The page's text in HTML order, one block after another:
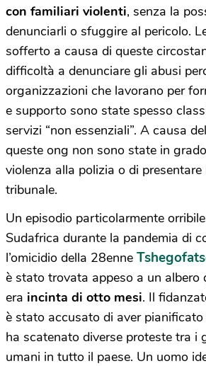
con familiari violenti, senza la
denunciarli o sfuggire al pericolo.
sofferto a causa di queste
difficoltà a denunciare gli abusi
organizzazioni che lavorano per
e supporto sono state spesso
servizi “non essenziali”. A causa
queste ong non sono state in
violenza alla polizia o di presentare
tribunale.
Un episodio particolarmente
Sudafrica durante la pandemia di
l’omicidio della 28enne
è stato trovata appeso a un albero
era incinta di otto mesi. Il
è stato accusato di aver pianificato
ha scatenato diverse proteste tra i
umani in tutto il paese. Un uomo